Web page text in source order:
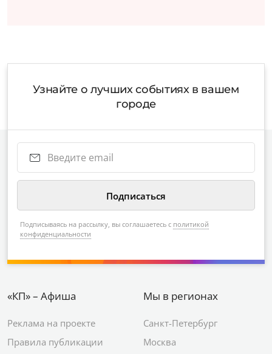
Узнайте о лучших событиях в вашем
городе
Подписываясь на рассылку, вы соглашаетесь с политикой
конфиденциальности
«КП» – Афиша
Реклама на проекте
Правила публикации
Мы в регионах
Санкт-Петербург
Москва